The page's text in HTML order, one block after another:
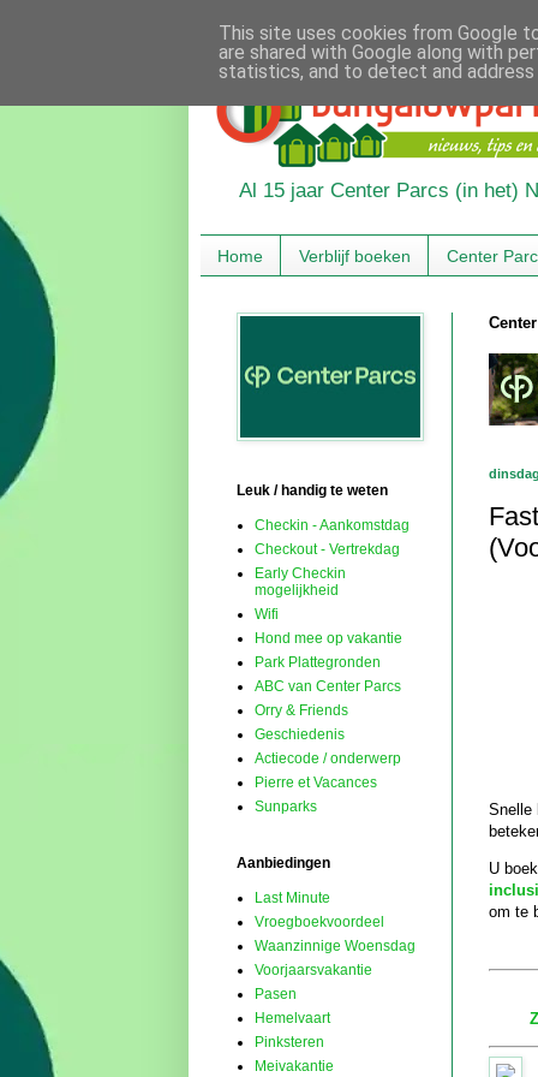
Al 15 jaar Center Parcs (in het)
Home Verblijf boeken Center
Snelle
U
om te
Leuk / handig te weten
Checkin - Aankomstdag
Checkout - Vertrekdag
Early Checkin
mogelijkheid
Wifi
Hond mee op vakantie
Park Plattegronden
ABC van Center Parcs
Orry & Friends
Geschiedenis
Actiecode / onderwerp
Pierre et Vacances
Sunparks
Aanbiedingen
Last Minute
Vroegboekvoordeel
Waanzinnige Woensdag
Voorjaarsvakantie
Pasen
Hemelvaart
Pinksteren
Meivakantie
This site uses cookies from Google
are shared with Google along with
statistics, and to detect and address